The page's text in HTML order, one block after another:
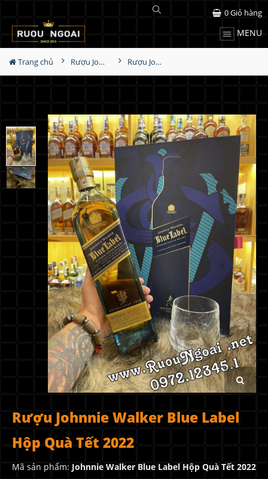
MENU
0Giỏ hàng
Trang chủ Rượu Johnnie walker Rượu Johnnie Walker Blue Label Hộp Quà Tết 2022
Rượu Johnnie Walker Blue Label
Hộp Quà Tết 2022
Mã sản phẩm: Johnnie Walker Blue Label Hộp Quà Tết 2022